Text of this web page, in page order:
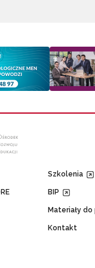
Szkolenia
BIP
Materiały
Kontakt